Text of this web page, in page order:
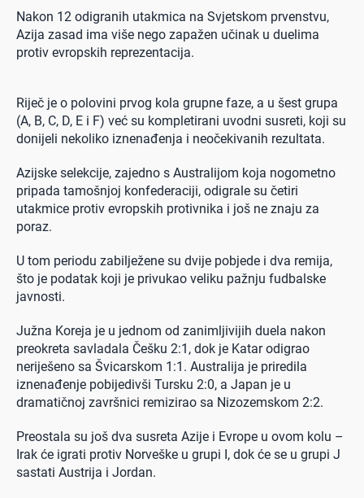
Nakon 12 odigranih utakmica na Svjetskom prvenstvu,
Azija zasad ima više nego zapažen učinak u duelima
protiv evropskih reprezentacija.
Riječ je o polovini prvog kola grupne faze, a u šest grupa
(A, B, C, D, E i F) već su kompletirani uvodni susreti, koji su
donijeli nekoliko iznenađenja i neočekivanih rezultata.
Azijske selekcije, zajedno s Australijom koja nogometno
pripada tamošnjoj konfederaciji, odigrale su četiri
utakmice protiv evropskih protivnika i još ne znaju za
poraz.
U tom periodu zabilježene su dvije pobjede i dva remija,
što je podatak koji je privukao veliku pažnju fudbalske
javnosti.
Južna Koreja je u jednom od zanimljivijih duela nakon
preokreta savladala Češku 2:1, dok je Katar odigrao
neriješeno sa Švicarskom 1:1. Australija je priredila
iznenađenje pobijedivši Tursku 2:0, a Japan je u
dramatičnoj završnici remizirao sa Nizozemskom 2:2.
Preostala su još dva susreta Azije i Evrope u ovom kolu –
Irak će igrati protiv Norveške u grupi I, dok će se u grupi J
sastati Austrija i Jordan.